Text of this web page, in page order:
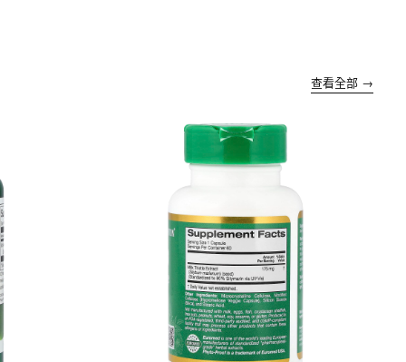
查看全部 →